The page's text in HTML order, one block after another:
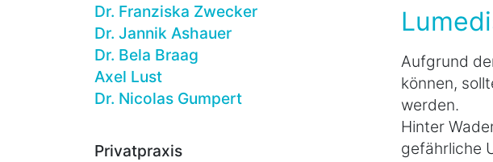
Dr. Franziska Zwecker
Dr. Jannik Ashauer
Dr. Bela Braag
Axel Lust
Dr. Nicolas Gumpert
Privatpraxis
Aufgrund
können,
werden.
Hinter
gefährliche